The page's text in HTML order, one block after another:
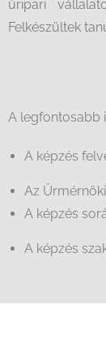
űripari
Felkészültek
A legfontosabb
A képzés
Az
A képzés
A képzés